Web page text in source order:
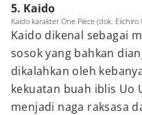
5. Kaido
Kaido karakter One Piece (dok.
Kaido dikenal sebagai
sosok yang bahkan
dikalahkan oleh
kekuatan buah iblis Uo
menjadi naga raksasa